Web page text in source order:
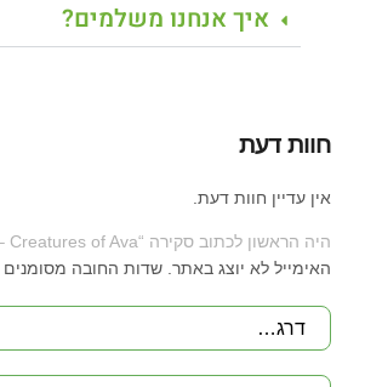
איך אנחנו משלמים?
חוות דעת
אין עדיין חוות דעת.
היה הראשון לכתוב סקירה “Creatures of Ava – למחשב”
האימייל לא יוצג באתר. שדות החובה מסומנים